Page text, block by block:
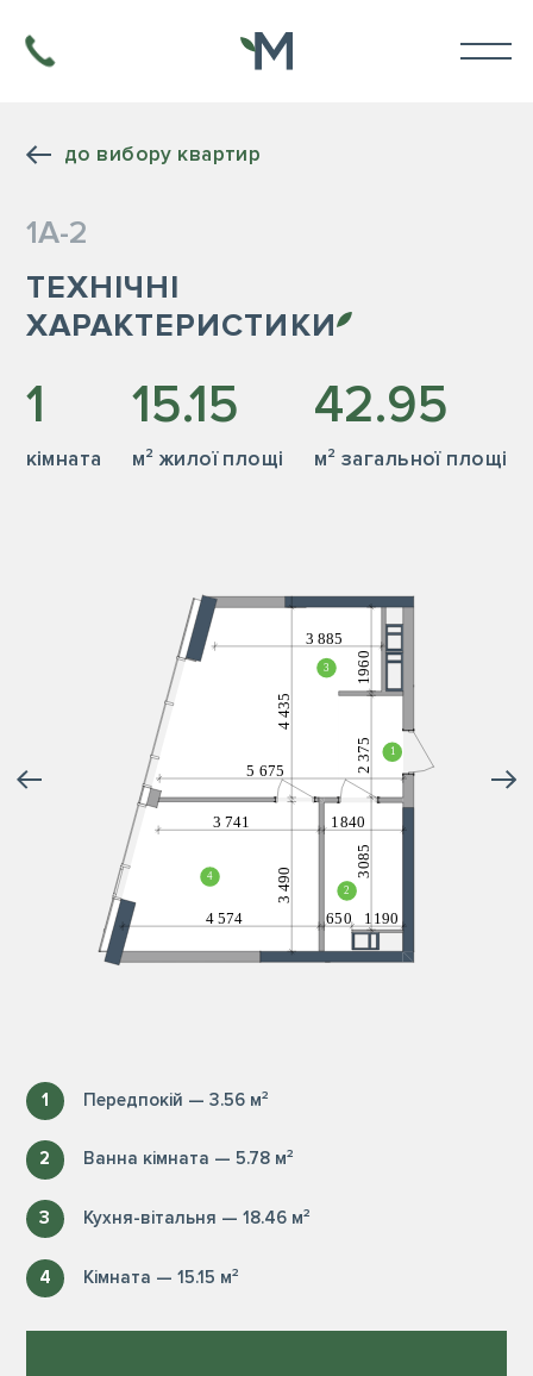
до вибору квартир
1А-2
ТЕХНІЧНІ
ХАРАКТЕРИСТИКИ
1
кiмната
15.15
м² жилої площі
42.95
м² загальної площі
1 Передпокій — 3.56 м²
2 Ванна кімната — 5.78 м²
3 Кухня-вітальня — 18.46 м²
4 Кімната — 15.15 м²